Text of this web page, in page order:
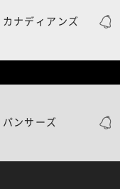
カナディアンズ
パンサーズ